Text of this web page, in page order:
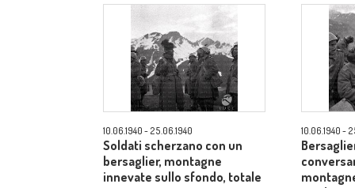
10.06.1940 - 25.06.1940
Soldati scherzano con un
bersaglier, montagne
innevate sullo sfondo, totale
10.06.1940 -